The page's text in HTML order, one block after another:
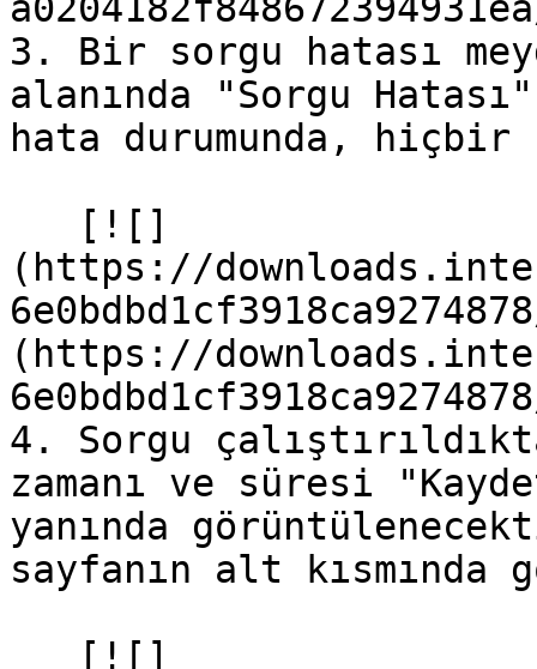
3. Bir sorgu hatası
alanında "Sorgu
hata durumunda,
(https://
(https://
4. Sorgu
zamanı ve süresi
yanında
sayfanın alt